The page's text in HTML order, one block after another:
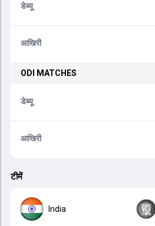
डेब्यू
आखिरी
ODI MATCHES
डेब्यू
आखिरी
टीमें
India